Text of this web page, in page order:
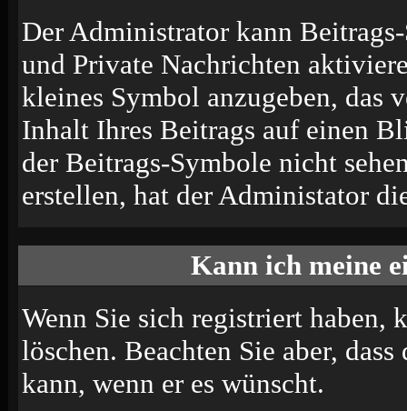
Der Administrator kann
und Private Nachrichten
kleines Symbol anzugeben, das
Inhalt Ihres Beitrags auf einen
der Beitrags-Symbole nicht
erstellen, hat der Administator
Kann ich meine
Wenn Sie sich registriert haben,
löschen. Beachten Sie aber,
kann, wenn er es wünscht.